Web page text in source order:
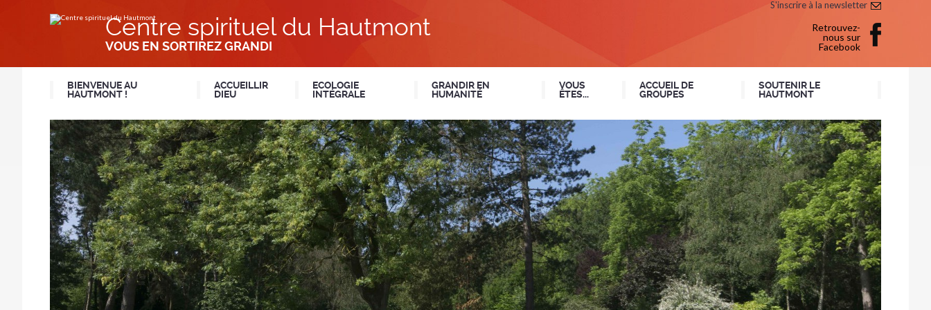
contenu.
S'inscrire à la newsletter
Retrouvez-
nous sur
Facebook
Centre spirituel du Hautmont
VOUS EN SORTIREZ GRANDI
BIENVENUE AU
HAUTMONT !
ACCUEILLIR
DIEU
ECOLOGIE
INTÉGRALE
GRANDIR EN
HUMANITÉ
VOUS
ÊTES...
ACCUEIL DE
GROUPES
SOUTENIR LE
HAUTMONT